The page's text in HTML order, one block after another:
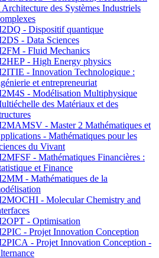
Architecture des Systèmes Industriels
- Dispositif quantique
- Data Sciences
- Fluid Mechanics
- High Energy physics
- Innovation Technologique :
et entrepreneuriat
- Modélisation Multiphysique
des Matériaux et des
- Master 2 Mathématiques et
- Mathématiques pour les
du Vivant
- Mathématiques Financières :
et Finance
- Mathématiques de la
- Molecular Chemistry and
- Optimisation
- Projet Innovation Conception
- Projet Innovation Conception -